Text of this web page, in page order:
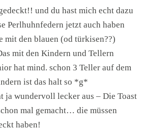
und du hast mich echt dazu
Perlhuhnfedern jetzt auch haben
mit den blauen (od türkisen??)
mit den Kindern und Tellern
hat mind. schon 3 Teller auf dem
ist das halt so *g*
ja wundervoll lecker aus – Die Toast
mal gemacht… die müssen
haben!